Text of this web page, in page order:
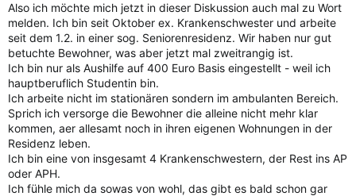
Also ich möchte mich jetzt in dieser Diskussion auch mal zu Wort
melden. Ich bin seit Oktober ex. Krankenschwester und arbeite
seit dem 1.2. in einer sog. Seniorenresidenz. Wir haben nur gut
betuchte Bewohner, was aber jetzt mal zweitrangig ist.
Ich bin nur als Aushilfe auf 400 Euro Basis eingestellt - weil ich
hauptberuflich Studentin bin.
Ich arbeite nicht im stationären sondern im ambulanten Bereich.
Sprich ich versorge die Bewohner die alleine nicht mehr klar
kommen, aer allesamt noch in ihren eigenen Wohnungen in der
Residenz leben.
Ich bin eine von insgesamt 4 Krankenschwestern, der Rest ins AP
oder APH.
Ich fühle mich da sowas von wohl, das gibt es bald schon gar